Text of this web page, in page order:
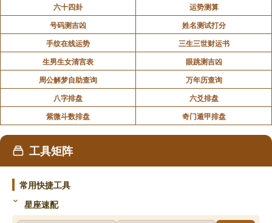
六十四卦
运势测算
号码测吉凶
姓名测试打分
手纹在线运势
三生三世财运书
生男生女清宫表
眼跳测吉凶
周公解梦自助查询
万年历查询
八字排盘
六爻排盘
紫微斗数排盘
奇门遁甲排盘
工具矩阵
常用快捷工具
星座速配